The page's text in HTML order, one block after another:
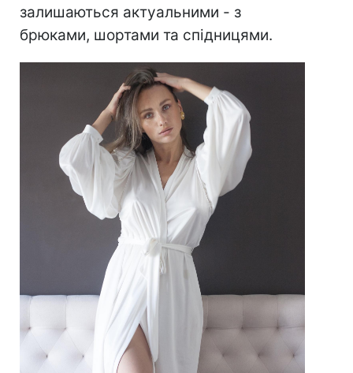
залишаються актуальними - з
брюками, шортами та спідницями.